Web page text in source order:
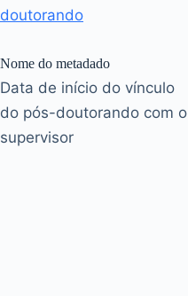
doutorando
Nome do metadado
Data de início do vínculo
do pós-doutorando com o
supervisor